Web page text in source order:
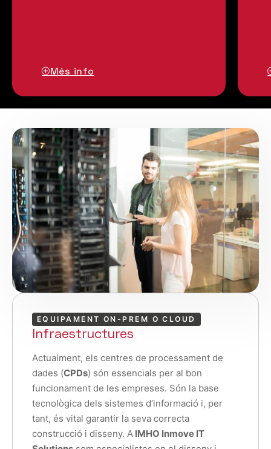
Més info
EQUIPAMENT ON-PREM O CLOUD
Infraestructures
Actualment, els centres de processament de
dades (CPDs) són essencials per al bon
funcionament de les empreses. Són la base
tecnològica dels sistemes d’informació i, per
tant, és vital garantir la seva correcta
construcció i disseny. A IMHO Inmove IT